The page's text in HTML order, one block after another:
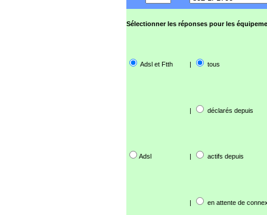
Sélectionner les réponses pour les
Adsl et Ftth | tous
| déclarés depuis
Adsl | actifs depuis
| en attente de